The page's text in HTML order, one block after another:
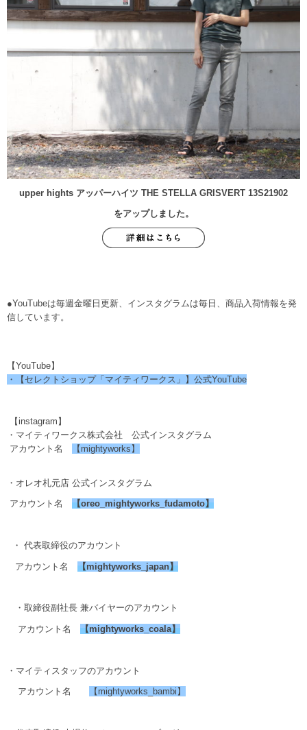
upper hights アッパーハイツ THE STELLA GRISVERT 13S21902
をアップしました。
●YouTubeは毎週金曜日更新、インスタグラムは毎日、商品入荷情報を発
信しています。
【YouTube】
・【セレクトショップ「マイティワークス」】公式YouTube
【instagram】
・マイティワークス株式会社 公式インスタグラム
アカウント名
【mightyworks】
・オレオ札元店 公式インスタグラム
アカウント名 【oreo_mightyworks_fudamoto】
・ 代表取締役のアカウント
アカウント名 【mightyworks_japan】
・取締役副社長 兼バイヤーのアカウント
アカウント名 【mightyworks_coala】
・マイティスタッフのアカウント
アカウント名 【mightyworks_bambi】